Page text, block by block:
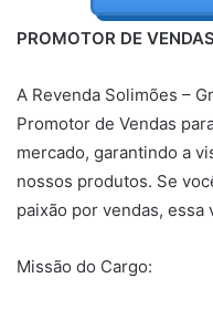
PROMOTOR DE
A Revenda Solimões –
Promotor de Vendas
mercado, garantindo a
nossos produtos. Se
paixão por vendas, essa
Missão do Cargo: